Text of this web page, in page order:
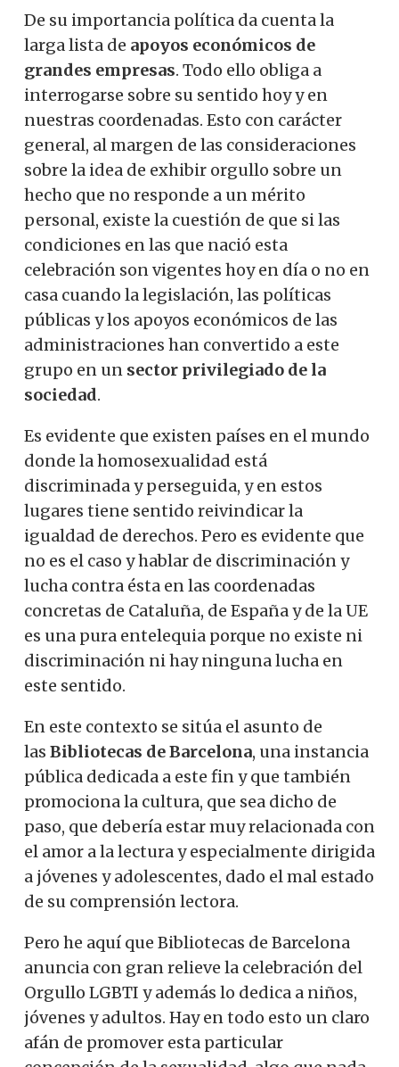
De su importancia política da cuenta la
larga lista de apoyos económicos de
grandes empresas. Todo ello obliga a
interrogarse sobre su sentido hoy y en
nuestras coordenadas. Esto con carácter
general, al margen de las consideraciones
sobre la idea de exhibir orgullo sobre un
hecho que no responde a un mérito
personal, existe la cuestión de que si las
condiciones en las que nació esta
celebración son vigentes hoy en día o no en
casa cuando la legislación, las políticas
públicas y los apoyos económicos de las
administraciones han convertido a este
grupo en un sector privilegiado de la
sociedad.
Es evidente que existen países en el mundo
donde la homosexualidad está
discriminada y perseguida, y en estos
lugares tiene sentido reivindicar la
igualdad de derechos. Pero es evidente que
no es el caso y hablar de discriminación y
lucha contra ésta en las coordenadas
concretas de Cataluña, de España y de la UE
es una pura entelequia porque no existe ni
discriminación ni hay ninguna lucha en
este sentido.
En este contexto se sitúa el asunto de
las Bibliotecas de Barcelona, ​​una instancia
pública dedicada a este fin y que también
promociona la cultura, que sea dicho de
paso, que debería estar muy relacionada con
el amor a la lectura y especialmente dirigida
a jóvenes y adolescentes, dado el mal estado
de su comprensión lectora.
Pero he aquí que Bibliotecas de Barcelona
anuncia con gran relieve la celebración del
Orgullo LGBTI y además lo dedica a niños,
jóvenes y adultos. Hay en todo esto un claro
afán de promover esta particular